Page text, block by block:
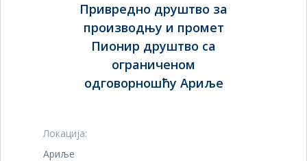
Привредно друштво за
производњу и промет
Пионир друштво са
ограниченом
одговорношћу Ариље
Локација:
Ариље